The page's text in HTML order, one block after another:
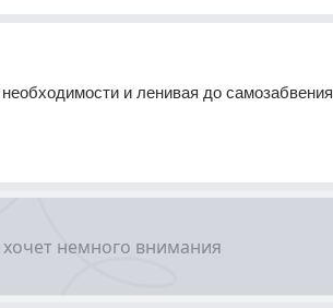
и ленивая до самозабвения